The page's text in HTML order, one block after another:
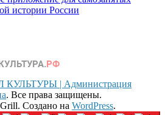
КУЛЬТУРЫ | Администрация
. Все права защищены.
Создано на WordPress.